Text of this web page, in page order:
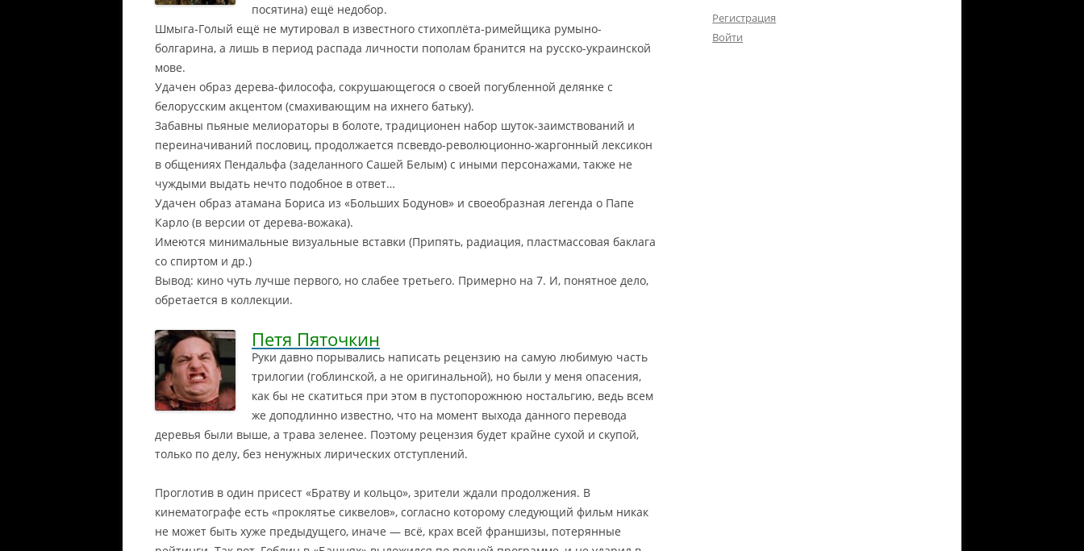
посятина) ещё недобор.
Шмыга-Голый ещё не мутировал в известного стихоплёта-римейщика румыно-
болгарина, а лишь в период распада личности пополам бранится на русско-украинской
мове.
Удачен образ дерева-философа, сокрушающегося о своей погубленной делянке с
белорусским акцентом (смахивающим на ихнего батьку).
Забавны пьяные мелиораторы в болоте, традиционен набор шуток-заимствований и
переиначиваний пословиц, продолжается псвевдо-революционно-жаргонный лексикон
в общениях Пендальфа (заделанного Сашей Белым) с иными персонажами, также не
чуждыми выдать нечто подобное в ответ…
Удачен образ атамана Бориса из «Больших Бодунов» и своеобразная легенда о Папе
Карло (в версии от дерева-вожака).
Имеются минимальные визуальные вставки (Припять, радиация, пластмассовая баклага
со спиртом и др.)
Вывод: кино чуть лучше первого, но слабее третьего. Примерно на 7. И, понятное дело,
обретается в коллекции.
Петя Пяточкин
Руки давно порывались написать рецензию на самую любимую часть
трилогии (гоблинской, а не оригинальной), но были у меня опасения,
как бы не скатиться при этом в пустопорожнюю ностальгию, ведь всем
же доподлинно известно, что на момент выхода данного перевода
деревья были выше, а трава зеленее. Поэтому рецензия будет крайне сухой и скупой,
только по делу, без ненужных лирических отступлений.
Проглотив в один присест «Братву и кольцо», зрители ждали продолжения. В
кинематографе есть «проклятье сиквелов», согласно которому следующий фильм никак
не может быть хуже предыдущего, иначе — всё, крах всей франшизы, потерянные
Регистрация
Войти